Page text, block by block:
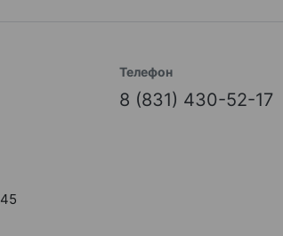
Телефон
8 (831) 430-52-17
45